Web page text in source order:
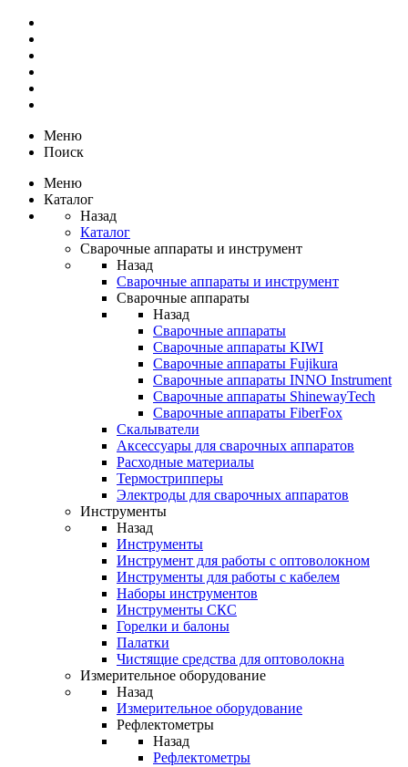
Меню
Поиск
Меню
Каталог
Назад
Каталог
Сварочные аппараты и инструмент
Назад
Сварочные аппараты и инструмент
Сварочные аппараты
Назад
Сварочные аппараты
Сварочные аппараты KIWI
Сварочные аппараты Fujikura
Сварочные аппараты INNO Instrument
Сварочные аппараты ShinewayTech
Cварочные аппараты FiberFox
Скалыватели
Аксессуары для сварочных аппаратов
Расходные материалы
Термострипперы
Электроды для сварочных аппаратов
Инструменты
Назад
Инструменты
Инструмент для работы с оптоволокном
Инструменты для работы с кабелем
Наборы инструментов
Инструменты СКС
Горелки и балоны
Палатки
Чистящие средства для оптоволокна
Измерительное оборудование
Назад
Измерительное оборудование
Рефлектометры
Назад
Рефлектометры